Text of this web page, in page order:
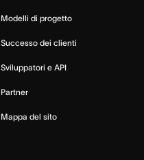
Modelli di progetto
Successo dei clienti
Sviluppatori e API
Partner
Mappa del sito